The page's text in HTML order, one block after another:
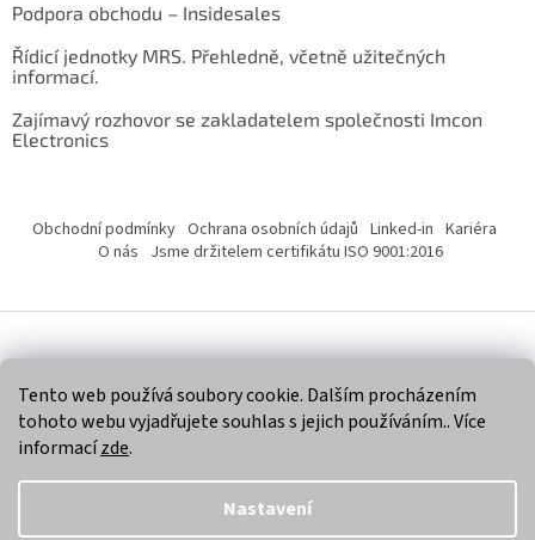
Tento web používá soubory cookie. Dalším procházením
tohoto webu vyjadřujete souhlas s jejich používáním.. Více
informacízde.
Nastavení
Podpora obchodu – Insidesales
Řídicí jednotky MRS. Přehledně, včetně užitečných
informací.
Zajímavý rozhovor se zakladatelem společnosti Imcon
Electronics
Obchodní podmínky Ochrana osobních údajů Linked-in Kariéra
O nás Jsme držitelem certifikátu ISO 9001:2016
Copyright 2026